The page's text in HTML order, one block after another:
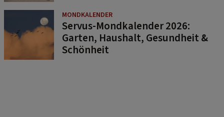
MONDKALENDER
Servus-Mondkalender 2026:
Garten, Haushalt, Gesundheit &
Schönheit